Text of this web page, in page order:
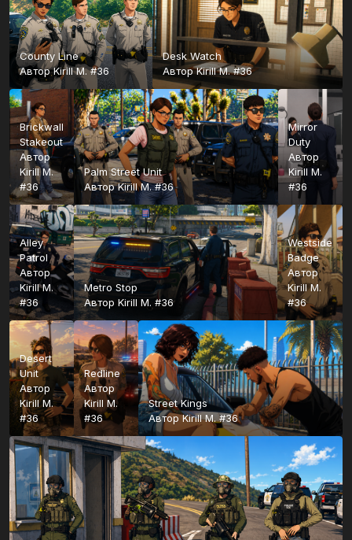
County Line
АвторKirill M. #36
Desk Watch
АвторKirill M. #36
Brickwall
Stakeout
Автор
Kirill M.
#36
Palm Street Unit
АвторKirill M. #36
Mirror
Duty
Автор
Kirill M.
#36
Alley
Patrol
Автор
Kirill M.
#36
Metro Stop
Автор Kirill M. #36
Westside
Badge
Автор
Kirill M.
#36
Desert
Unit
Автор
Kirill M.
#36
Redline
Автор
Kirill M.
#36
Street Kings
АвторKirill M. #36